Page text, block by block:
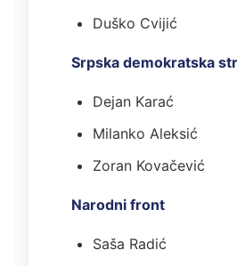
Duško Cvijić
Srpska demokratska
Dejan Karać
Milanko Aleksić
Zoran Kovačević
Narodni front
Saša Radić